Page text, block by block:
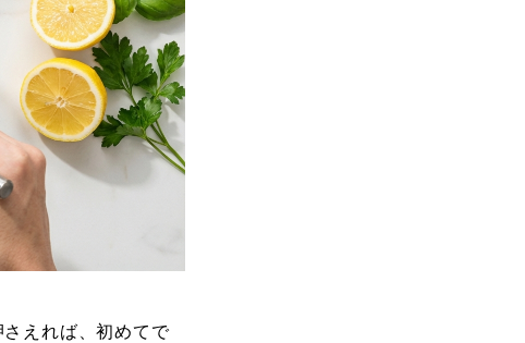
えれば、初めてで